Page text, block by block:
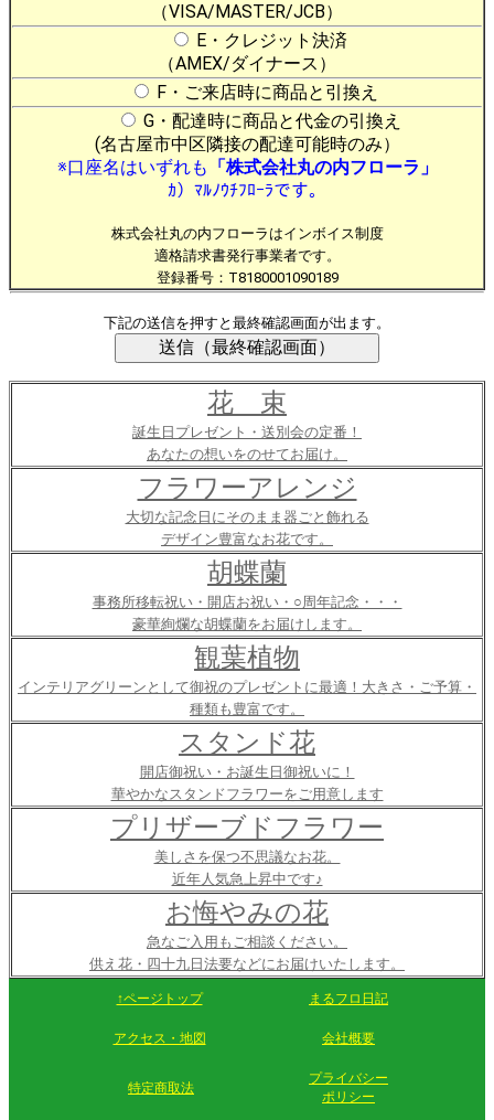
（VISA/MASTER/JCB）
E・クレジット決済
（AMEX/ダイナース）
F・ご来店時に商品と引換え
G・配達時に商品と代金の引換え
(名古屋市中区隣接の配達可能時のみ）
※口座名はいずれも 「株式会社丸の内フローラ」
ｶ）ﾏﾙﾉｳﾁﾌﾛｰﾗです。
株式会社丸の内フローラはインボイス制度
適格請求書発行事業者です。
登録番号：T8180001090189
下記の送信を押すと最終確認画面が出ます。
花 束
誕生日プレゼント・送別会の定番！
あなたの想いをのせてお届け。
フラワーアレンジ
大切な記念日にそのまま器ごと飾れる
デザイン豊富なお花です。
胡蝶蘭
事務所移転祝い・開店お祝い・○周年記念・・・
豪華絢爛な胡蝶蘭をお届けします。
観葉植物
インテリアグリーンとして御祝のプレゼントに最適！大きさ・ご予算・
種類も豊富です。
スタンド花
開店御祝い・お誕生日御祝いに！
華やかなスタンドフラワーをご用意します
プリザーブドフラワー
美しさを保つ不思議なお花。
近年人気急上昇中です♪
お悔やみの花
急なご入用もご相談ください。
供え花・四十九日法要などにお届けいたします。
↑ページトップ まるフロ日記
アクセス・地図 会社概要
特定商取法
プライバシー
ポリシー